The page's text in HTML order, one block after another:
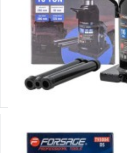
Hidrauliskais pudeļu domkrats ar vārstu
T91604 EURO